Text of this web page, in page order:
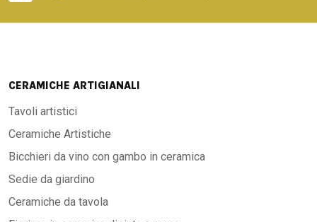
CERAMICHE ARTIGIANALI
Tavoli artistici
Ceramiche Artistiche
Bicchieri da vino con gambo in ceramica
Sedie da giardino
Ceramiche da tavola